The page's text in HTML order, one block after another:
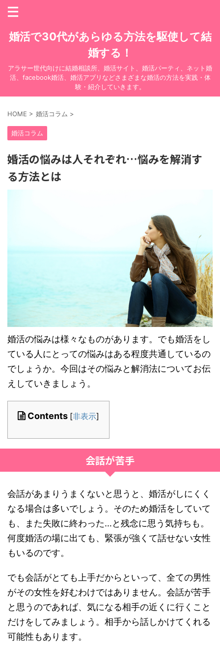
婚活で30代があらゆる方法を駆使して結
婚する！
アラサー世代向けに結婚相談所、婚活サイト、婚活パーティ、ネット婚
活、facebook婚活、婚活アプリなどさまざまな婚活の方法を実践・体
験・紹介していきます。
HOME > 婚活コラム >
婚活コラム
婚活の悩みは人それぞれ…悩みを解消す
る方法とは
婚活の悩みは様々なものがあります。でも婚活をし
ている人にとっての悩みはある程度共通しているの
でしょうか。今回はその悩みと解消法についてお伝
えしていきましょう。
Contents [非表示]
会話が苦手
会話があまりうまくないと思うと、婚活がしにくく
なる場合は多いでしょう。そのため婚活をしていて
も、また失敗に終わった…と残念に思う気持ちも。
何度婚活の場に出ても、緊張が強くて話せない女性
もいるのです。
でも会話がとても上手だからといって、全ての男性
がその女性を好むわけではありません。会話が苦手
と思うのであれば、気になる相手の近くに行くこと
だけをしてみましょう。相手から話しかけてくれる
可能性もあります。